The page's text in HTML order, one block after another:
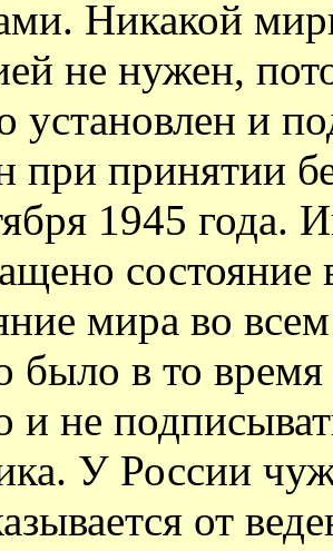
Никакой
не нужен,
установлен и
при принятии
1945 года.
мира во
было в то
не
У России
от